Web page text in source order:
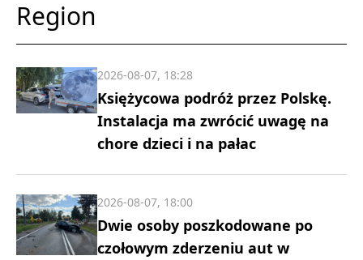
Region
Księżycowa podróż przez Polskę.
Instalacja ma zwrócić uwagę na
chore dzieci i na pałac
2026-08-07, 18:28
Dwie osoby poszkodowane po
czołowym zderzeniu aut w
2026-08-07, 18:00